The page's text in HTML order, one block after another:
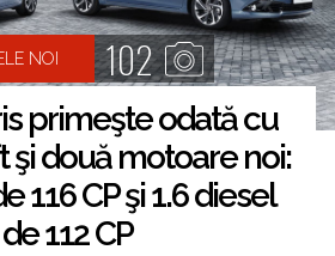
NOI 102
primeşte odată cu
şi două motoare noi:
116 CP şi 1.6 diesel
de 112 CP